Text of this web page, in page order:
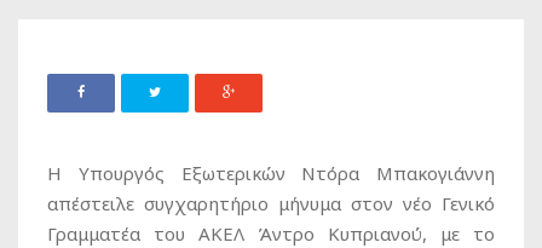
H Υπουργός Εξωτερικών Ντόρα Μπακογιάννη
απέστειλε συγχαρητήριο μήνυμα στον νέο Γενικό
Γραμματέα του ΑΚΕΛ Άντρο Κυπριανού, με το